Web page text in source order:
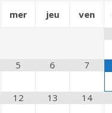
mer jeu ven
5 6 7
12 13 14